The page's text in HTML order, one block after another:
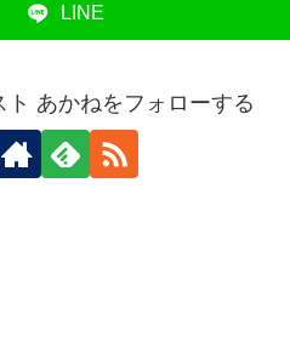
LINE
ト あかねをフォローする